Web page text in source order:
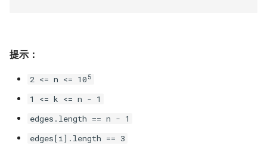
31. 栈的压入、弹出序列
32.1. 从上到下打印二叉树
32.3. 从上到下打印二叉树 III
26. 重排链表
27. 回文链表
28. 展平多级双向链表
29. 排序的循环链表
4.8. 首个共同祖先
4.10. 检查子树
提示：
2 <= n <= 10 5
1 <= k <= n - 1
edges.length == n - 1
edges[i].length == 3